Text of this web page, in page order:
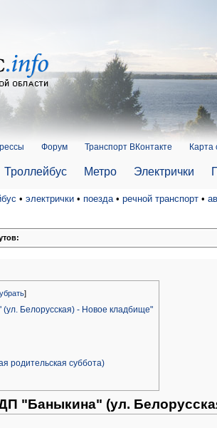
Форум Транспорт ВКонтакте Карта
Троллейбус Метро Электрички
• электрички • поезда • речной транспорт •
]
Белорусская) - Новое кладбище"
родительская суббота)
"Баныкина" (ул.